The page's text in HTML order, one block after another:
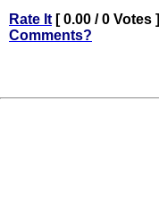
Rate It [ 0.00 / 0 Votes ]
Comments?